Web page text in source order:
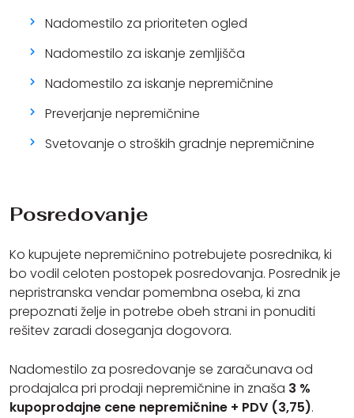
Posredovanje
Ko kupujete nepremičnino potrebujete posrednika, ki
bo vodil celoten postopek posredovanja. Posrednik je
nepristranska vendar pomembna oseba, ki zna
prepoznati želje in potrebe obeh strani in ponuditi
rešitev zaradi doseganja dogovora.
Nadomestilo za posredovanje se zaračunava od
prodajalca pri prodaji nepremičnine in znaša 3 %
kupoprodajne cene nepremičnine + PDV (3,75).
Nadomestilo za prioriteten ogled
Nadomestilo za iskanje zemljišča
Nadomestilo za iskanje nepremičnine
Preverjanje nepremičnine
Svetovanje o stroških gradnje nepremičnine